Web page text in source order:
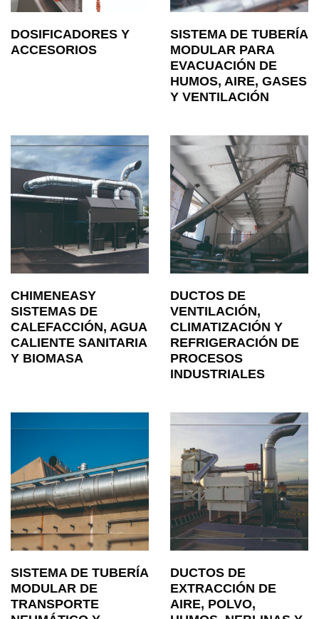
DOSIFICADORES Y
ACCESORIOS
SISTEMA DE TUBERÍA
MODULAR PARA
EVACUACIÓN DE
HUMOS, AIRE, GASES
Y VENTILACIÓN
CHIMENEASY
SISTEMAS DE
CALEFACCIÓN, AGUA
CALIENTE SANITARIA
Y BIOMASA
DUCTOS DE
VENTILACIÓN,
CLIMATIZACIÓN Y
REFRIGERACIÓN DE
PROCESOS
INDUSTRIALES
SISTEMA DE TUBERÍA
MODULAR DE
TRANSPORTE
DUCTOS DE
EXTRACCIÓN DE
AIRE, POLVO,